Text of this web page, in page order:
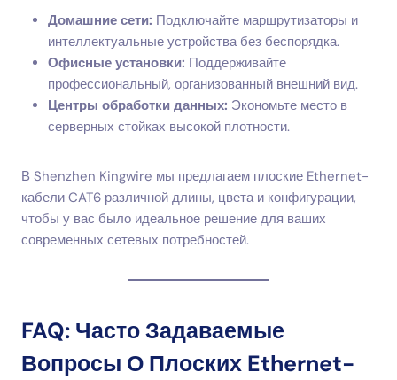
Домашние сети: Подключайте маршрутизаторы и
интеллектуальные устройства без беспорядка.
Офисные установки: Поддерживайте
профессиональный, организованный внешний вид.
Центры обработки данных: Экономьте место в
серверных стойках высокой плотности.
В Shenzhen Kingwire мы предлагаем плоские Ethernet-
кабели CAT6 различной длины, цвета и конфигурации,
чтобы у вас было идеальное решение для ваших
современных сетевых потребностей.
FAQ: Часто Задаваемые
Вопросы О Плоских Ethernet-